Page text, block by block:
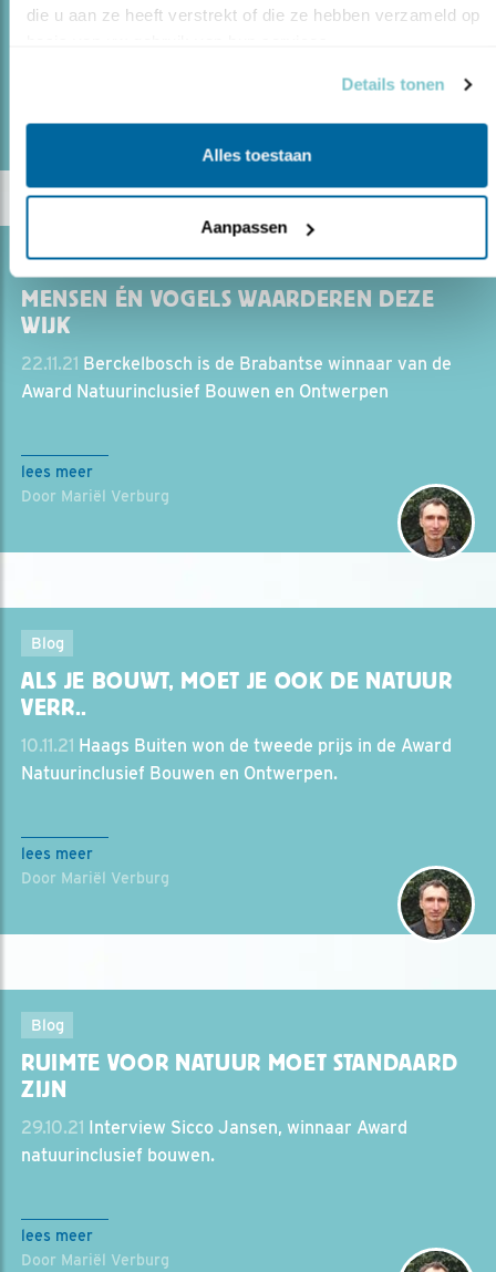
die u aan ze heeft verstrekt of die ze hebben verzameld op
Details tonen
Alles toestaan
Aanpassen
Bouwen en Ontwerpen.
Blog
MENSEN ÉN VOGELS WAARDEREN DEZE
WIJK
22.11.21 Berckelbosch is de Brabantse winnaar van de
Award Natuurinclusief Bouwen en Ontwerpen
lees meer
Door Mariël Verburg
Blog
ALS JE BOUWT, MOET JE OOK DE NATUUR
VERR..
10.11.21 Haags Buiten won de tweede prijs in de Award
Natuurinclusief Bouwen en Ontwerpen.
lees meer
Door Mariël Verburg
Blog
RUIMTE VOOR NATUUR MOET STANDAARD
ZIJN
29.10.21 Interview Sicco Jansen, winnaar Award
natuurinclusief bouwen.
lees meer
Door Mariël Verburg